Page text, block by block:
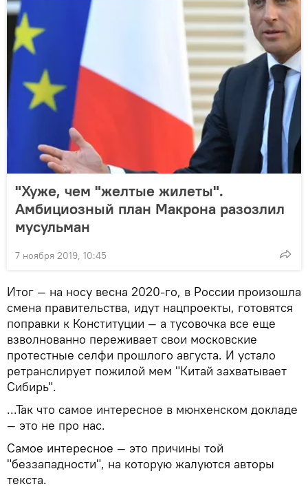
"Хуже, чем "желтые жилеты".
Амбициозный план Макрона разозлил
мусульман
7 ноября 2019, 10:45
Итог — на носу весна 2020-го, в России произошла
смена правительства, идут нацпроекты, готовятся
поправки к Конституции — а тусовочка все еще
взволнованно переживает свои московские
протестные селфи прошлого августа. И устало
ретранслирует пожилой мем "Китай захватывает
Сибирь".
...Так что самое интересное в мюнхенском докладе
— это не про нас.
Самое интересное — это причины той
"беззападности", на которую жалуются авторы
текста.